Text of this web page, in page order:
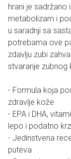
hrani je sadržano
metabolizam i
u saradnji sa
potrebama ove
zdavlju zubi
stvaranje zubnog
- Formula koja
zdravlje kože
- EPA i DHA,
lepo i podatno
- Jedinstvena
puteva